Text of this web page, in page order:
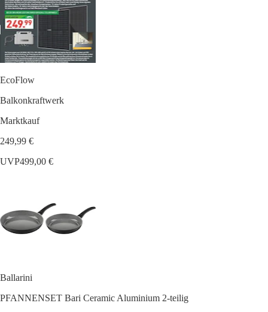
EcoFlow
Balkonkraftwerk
Marktkauf
249,99 €
UVP499,00 €
Ballarini
PFANNENSET Bari Ceramic Aluminium 2-teilig